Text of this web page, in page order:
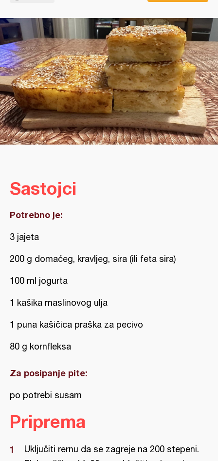
Sastojci
Potrebno je:
3 jajeta
200 g domaćeg, kravljeg, sira (ili feta sira)
100 ml jogurta
1 kašika maslinovog ulja
1 puna kašičica praška za pecivo
80 g kornfleksa
Za posipanje pite:
po potrebi susam
Priprema
Uključiti rernu da se zagreje na 200 stepeni.